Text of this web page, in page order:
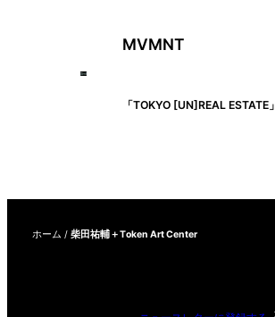
MVMNT
「TOKYO [UN]REAL ESTATE」
ホーム / 柴田祐輔＋Token Art Center